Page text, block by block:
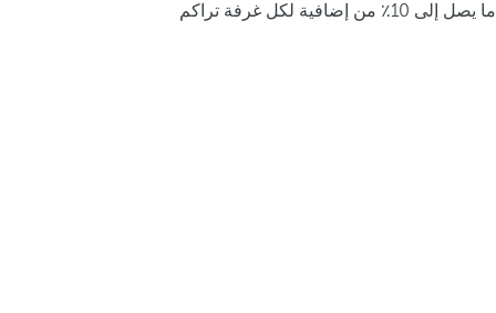
ما يصل إلى 10٪ من إضافية لكل غرفة تراكم